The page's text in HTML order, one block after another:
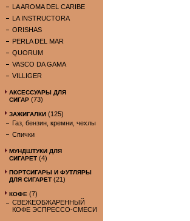
LA AROMA DEL CARIBE
LA INSTRUCTORA
ORISHAS
PERLA DEL MAR
QUORUM
VASCO DA GAMA
VILLIGER
АКСЕССУАРЫ ДЛЯ
СИГАР (73)
ЗАЖИГАЛКИ (125)
Газ, бензин, кремни, чехлы
Спички
МУНДШТУКИ ДЛЯ
СИГАРЕТ (4)
ПОРТСИГАРЫ И ФУТЛЯРЫ
ДЛЯ СИГАРЕТ (21)
КОФЕ (7)
СВЕЖЕОБЖАРЕННЫЙ
КОФЕ ЭСПРЕССО-СМЕСИ